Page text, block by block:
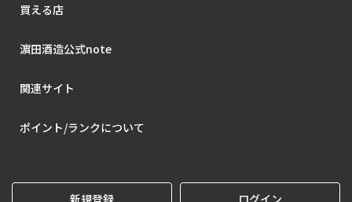
買える店
濵田酒造公式note
関連サイト
ポイント/ランクについて
新規登録 ログイン